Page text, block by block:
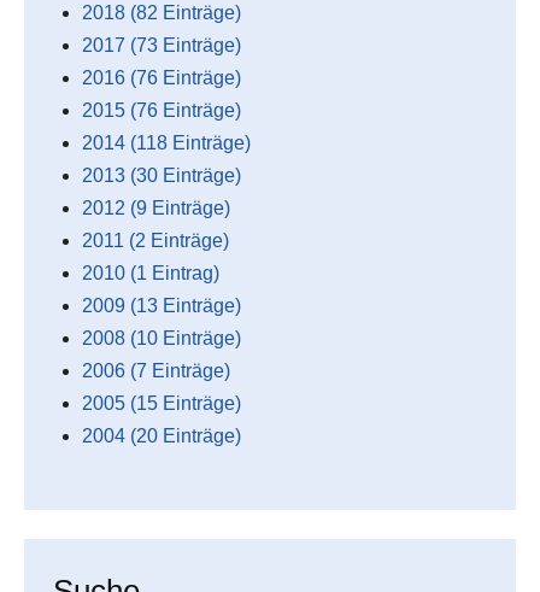
2018 (82 Einträge)
2017 (73 Einträge)
2016 (76 Einträge)
2015 (76 Einträge)
2014 (118 Einträge)
2013 (30 Einträge)
2012 (9 Einträge)
2011 (2 Einträge)
2010 (1 Eintrag)
2009 (13 Einträge)
2008 (10 Einträge)
2006 (7 Einträge)
2005 (15 Einträge)
2004 (20 Einträge)